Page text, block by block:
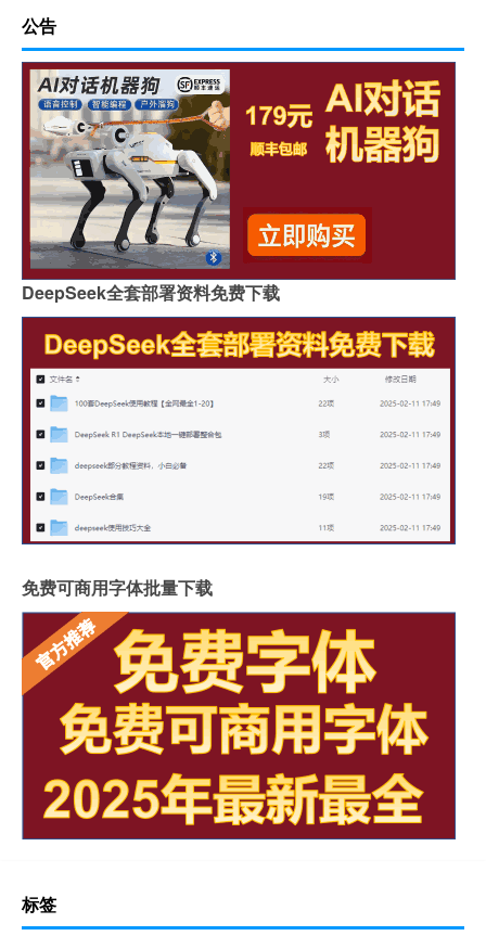
公告
DeepSeek全套部署资料免费下载
免费可商用字体批量下载
标签